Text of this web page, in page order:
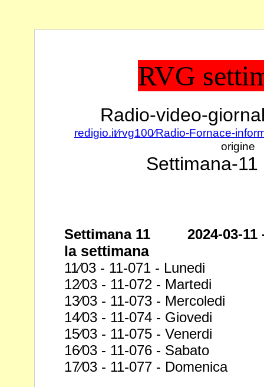
RVG
Radio-video-
redigio.it⁄rvg100⁄Radio-Fornace-
origine
Settimana-
Settimana 11 2024-03-11
la settimana
11⁄03 - 11-071 - Lunedi
12⁄03 - 11-072 - Martedi
13⁄03 - 11-073 - Mercoledi
14⁄03 - 11-074 - Giovedi
15⁄03 - 11-075 - Venerdi
16⁄03 - 11-076 - Sabato
17⁄03 - 11-077 - Domenica